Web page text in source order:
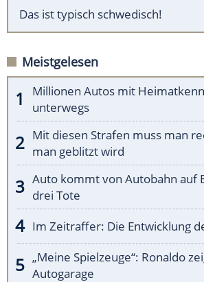
Das ist typisch schwedisch!
Meistgelesen
Millionen Autos mit
unterwegs
Mit diesen Strafen muss man
man geblitzt wird
Auto kommt von Autobahn auf
drei Tote
Im Zeitraffer: Die Entwicklung
„Meine Spielzeuge“: Ronaldo
Autogarage